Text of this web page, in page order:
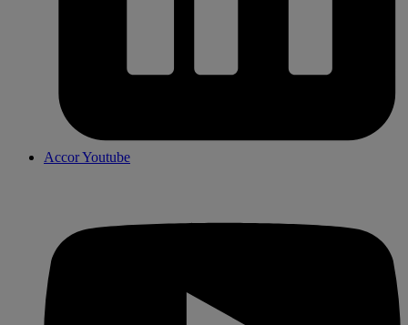
Accor Youtube